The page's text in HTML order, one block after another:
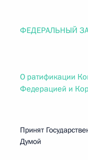
ФЕДЕРАЛЬНЫЙ
О ратификации
Федерацией и
Принят
Думой 14